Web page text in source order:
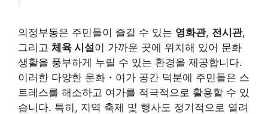
의정부동은 주민들이 즐길 수 있는 영화관, 전시관,
그리고 체육 시설이 가까운 곳에 위치해 있어 문화
생활을 풍부하게 누릴 수 있는 환경을 제공합니다.
이러한 다양한 문화・여가 공간 덕분에 주민들은 스
트레스를 해소하고 여가를 적극적으로 활용할 수 있
습니다. 특히, 지역 축제 및 행사도 정기적으로 열려